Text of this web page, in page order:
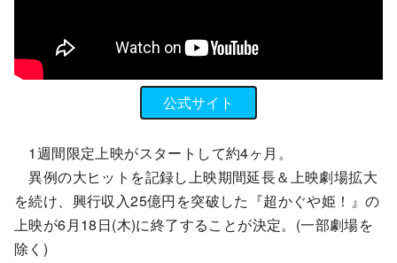
公式サイト
1週間限定上映がスタートして約4ヶ月。
異例の大ヒットを記録し上映期間延長＆上映劇場拡大
を続け、興行収入25億円を突破した『超かぐや姫！』の
上映が6月18日(木)に終了することが決定。(一部劇場を
除く)